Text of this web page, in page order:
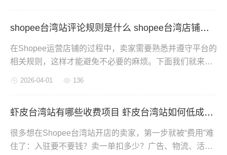
shopee台湾站评论规则是什么 shopee台湾店铺星级是怎么评判的
在Shopee运营店铺的过程中，卖家需要熟悉并遵守平台的
相关规则，这样才能避免不必要的麻烦。下面我们就来聊
2026-04-01 136
虾皮台湾站有哪些收费项目 虾皮台湾站如何低成本开店
很多想在Shopee台湾站开店的卖家，第一步就被“费用”难
住了：入驻要不要钱？卖一单扣多少？广告、物流、活动